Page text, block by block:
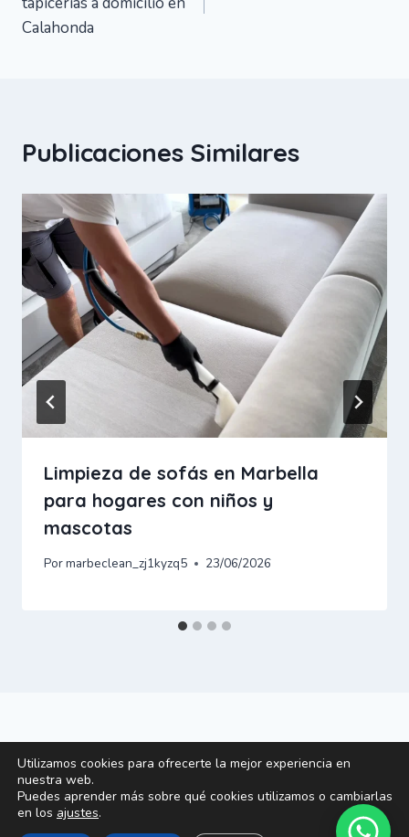
entradas
Calahonda
Publicaciones Similares
Limpieza de sofás en Marbella
para hogares con niños y
mascotas
Pormarbeclean_zj1kyzq5 23/06/2026
© 2026 MARBECLEAN S.L. · Aviso legal
privacidad· Política de cookies
Utilizamos cookies para ofrecerte la mejor experiencia en
nuestra web.
Puedes aprender más sobre qué cookies utilizamos o cambiarlas
en los ajustes.